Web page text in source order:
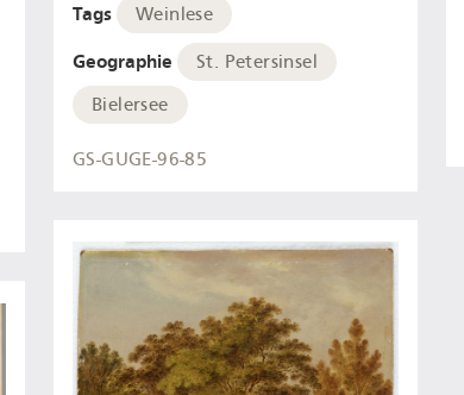
Tags Weinlese
Geographie
St. Petersinsel
Bielersee
GS-GUGE-96-85